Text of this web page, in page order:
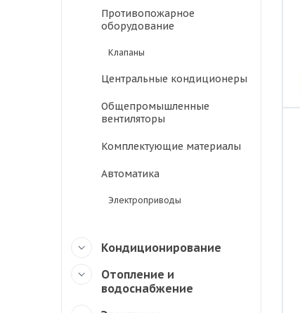
Противопожарное
оборудование
Клапаны
Центральные кондиционеры
Общепромышленные
вентиляторы
Комплектующие материалы
Автоматика
Электроприводы
Кондиционирование
Отопление и
водоснабжение